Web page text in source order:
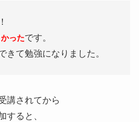
ったです。
きて勉強になりました。
講されてから
すると、